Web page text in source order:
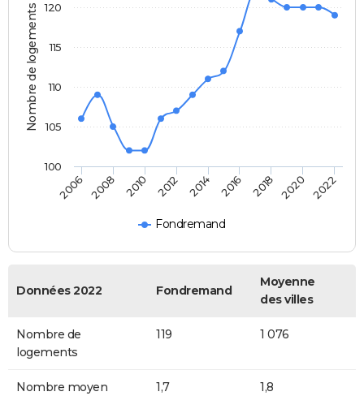
Nombre de logements
Fondremand
2006 2008 2010 2012 2014 2016 2018 2020 2022
100
105
110
115
120
Données 2022 Fondremand
Moyenne
des villes
Nombre de
logements
119 1 076
Nombre moyen
1,7 1,8